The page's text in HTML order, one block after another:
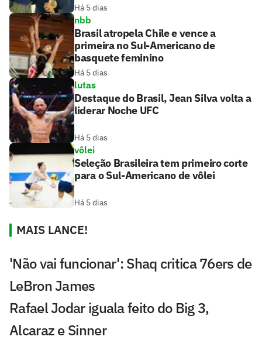
Há 5 dias
nbb
Brasil atropela Chile e vence a
primeira no Sul-Americano de
basquete feminino
Há 5 dias
lutas
Destaque do Brasil, Jean Silva volta a
liderar Noche UFC
Há 5 dias
vôlei
Seleção Brasileira tem primeiro corte
para o Sul-Americano de vôlei
Há 5 dias
MAIS LANCE!
'Não vai funcionar': Shaq critica 76ers de
LeBron James
Rafael Jodar iguala feito do Big 3,
Alcaraz e Sinner